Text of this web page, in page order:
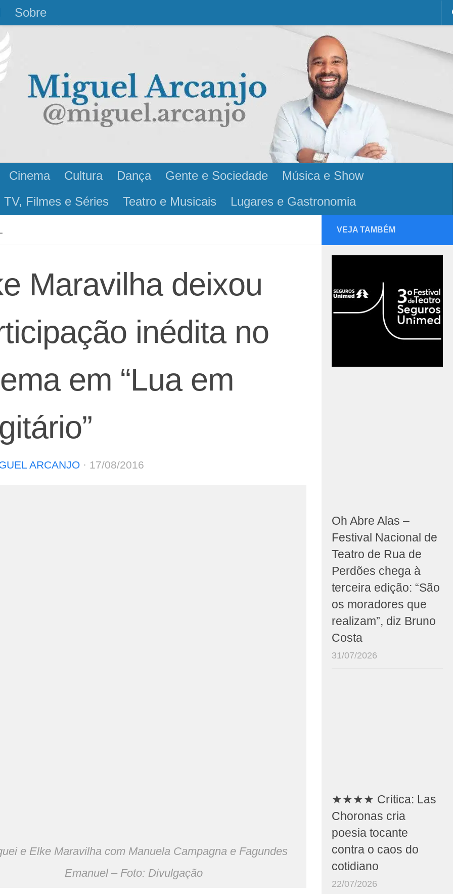
Sobre
Cinema Cultura Dança Gente e Sociedade
Música e Show
TV, Filmes e Séries Teatro e Musicais Lugares e Gastronomia
Maravilha deixou
inédita no
em “Lua em
ARCANJO · 17/08/2016
e Elke Maravilha com Manuela Campagna e Fagundes
Emanuel – Foto: Divulgação
VEJA TAMBÉM
Oh Abre Alas –
Festival Nacional de
Teatro de Rua de
Perdões chega à
terceira edição: “São
os moradores que
realizam”, diz Bruno
Costa
31/07/2026
★★★★ Crítica: Las
Choronas cria
poesia tocante
contra o caos do
cotidiano
22/07/2026